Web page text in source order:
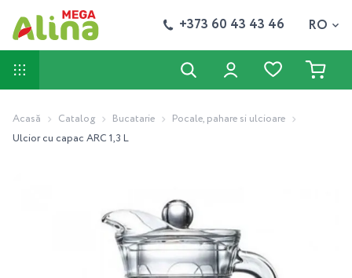
+373 60 43 43 46 RO
Acasă Catalog Bucatarie
Pocale, pahare si ulcioare
Ulcior cu capac ARC 1,3 L